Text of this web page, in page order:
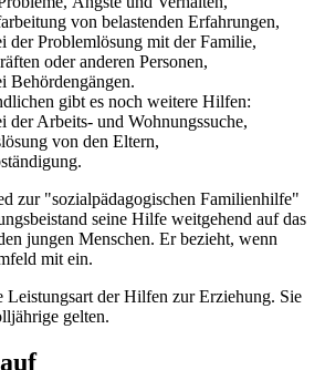
von belastenden Erfahrungen,
der Problemlösung mit der Familie,
oder anderen Personen,
Behördengängen.
gibt es noch weitere Hilfen:
der Arbeits- und Wohnungssuche,
von den Eltern,
zur "sozialpädagogischen Familienhilfe"
seine Hilfe weitgehend auf das
jungen Menschen. Er bezieht, wenn
mit ein.
Leistungsart der Hilfen zur Erziehung. Sie
gelten.